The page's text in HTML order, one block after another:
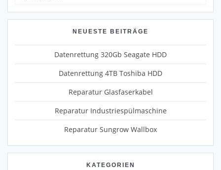
NEUESTE BEITRÄGE
Datenrettung 320Gb Seagate HDD
Datenrettung 4TB Toshiba HDD
Reparatur Glasfaserkabel
Reparatur Industriespülmaschine
Reparatur Sungrow Wallbox
KATEGORIEN